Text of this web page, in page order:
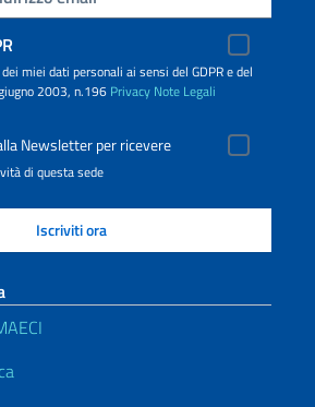
miei dati personali ai sensi del GDPR e del
2003, n.196 Privacy Note Legali
Newsletter per ricevere
di questa sede